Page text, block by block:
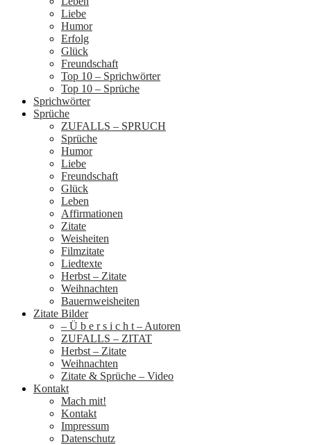
Liebe
Humor
Erfolg
Glück
Freundschaft
Top 10 – Sprichwörter
Top 10 – Sprüche
Sprichwörter
Sprüche
ZUFALLS – SPRUCH
Sprüche
Humor
Liebe
Freundschaft
Glück
Leben
Affirmationen
Zitate
Weisheiten
Filmzitate
Liedtexte
Herbst – Zitate
Weihnachten
Bauernweisheiten
Zitate Bilder
– Ü b e r s i c h t – Autoren
ZUFALLS – ZITAT
Herbst – Zitate
Weihnachten
Zitate & Sprüche – Video
Kontakt
Mach mit!
Kontakt
Impressum
Datenschutz